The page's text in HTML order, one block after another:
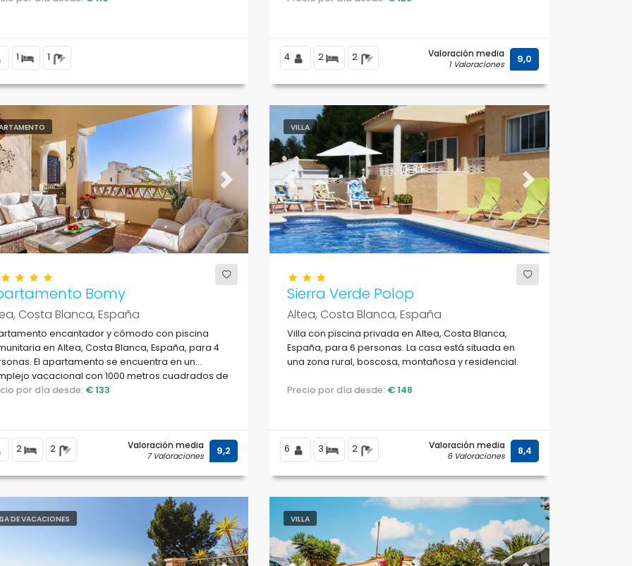
1 1 4 2 2 Valoración media
1 Valoraciones 9,0
Next
Bomy
Costa Blanca, España
encantador y cómodo con piscina
en Altea, Costa Blanca, España, para 4
El apartamento se encuentra en un
vacacional con 1000 metros cuadrados de
comunes, en una zona residencial
por día desde: € 133
2 2 Valoración media
7 Valoraciones 9,2
VILLA
Previous Next
Sierra Verde Polop
Altea, Costa Blanca, España
Villa con piscina privada en Altea, Costa Blanca,
España, para 6 personas. La casa está situada en
una zona rural, boscosa, montañosa y residencial.
Precio por día desde: € 148
6 3 2 Valoración media
6 Valoraciones 8,4
DE VACACIONES VILLA